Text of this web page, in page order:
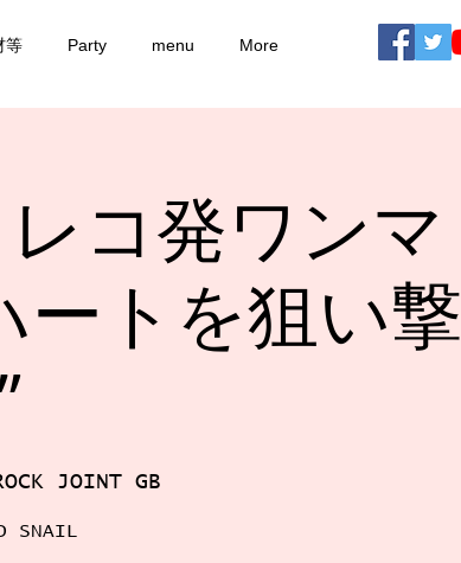
等 Party menu More
コ発ワンマ
ートを狙い撃
JOINT GB
SNAIL